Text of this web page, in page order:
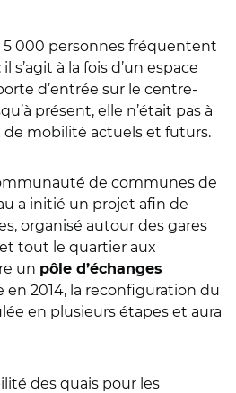
000 personnes fréquentent
s’agit à la fois d’un espace
d’entrée sur le centre-
présent, elle n’était pas à
de mobilité actuels et futurs.
de communes de
a initié un projet afin de
organisé autour des gares
tout le quartier aux
un pôle d’échanges
en 2014, la reconfiguration du
en plusieurs étapes et aura
des quais pour les